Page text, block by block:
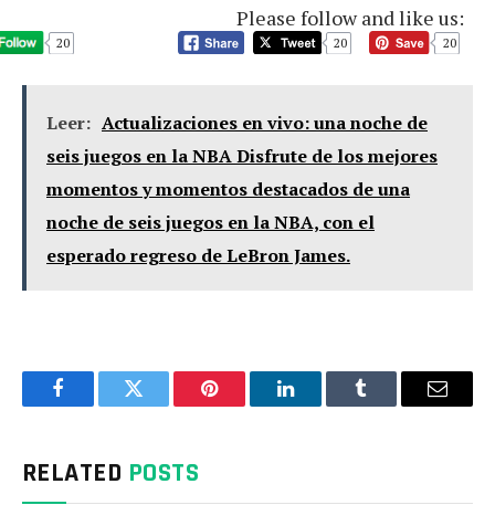
Please follow and like us:
20 20 20
Leer: Actualizaciones en vivo: una noche de
seis juegos en la NBA Disfrute de los mejores
momentos y momentos destacados de una
noche de seis juegos en la NBA, con el
esperado regreso de LeBron James.
FacebookTwitter Pinterest LinkedInTumblr Email
RELATED POSTS